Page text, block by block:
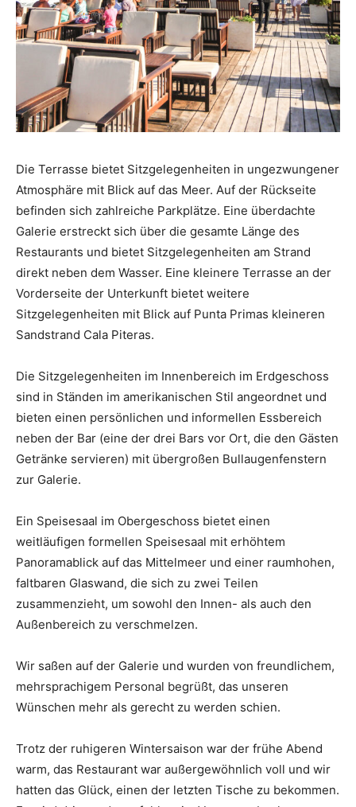
Die Terrasse bietet Sitzgelegenheiten in ungezwungener
Atmosphäre mit Blick auf das Meer. Auf der Rückseite
befinden sich zahlreiche Parkplätze. Eine überdachte
Galerie erstreckt sich über die gesamte Länge des
Restaurants und bietet Sitzgelegenheiten am Strand
direkt neben dem Wasser. Eine kleinere Terrasse an der
Vorderseite der Unterkunft bietet weitere
Sitzgelegenheiten mit Blick auf Punta Primas kleineren
Sandstrand Cala Piteras.
Die Sitzgelegenheiten im Innenbereich im Erdgeschoss
sind in Ständen im amerikanischen Stil angeordnet und
bieten einen persönlichen und informellen Essbereich
neben der Bar (eine der drei Bars vor Ort, die den Gästen
Getränke servieren) mit übergroßen Bullaugenfenstern
zur Galerie.
Ein Speisesaal im Obergeschoss bietet einen
weitläufigen formellen Speisesaal mit erhöhtem
Panoramablick auf das Mittelmeer und einer raumhohen,
faltbaren Glaswand, die sich zu zwei Teilen
zusammenzieht, um sowohl den Innen- als auch den
Außenbereich zu verschmelzen.
Wir saßen auf der Galerie und wurden von freundlichem,
mehrsprachigem Personal begrüßt, das unseren
Wünschen mehr als gerecht zu werden schien.
Trotz der ruhigeren Wintersaison war der frühe Abend
warm, das Restaurant war außergewöhnlich voll und wir
hatten das Glück, einen der letzten Tische zu bekommen.